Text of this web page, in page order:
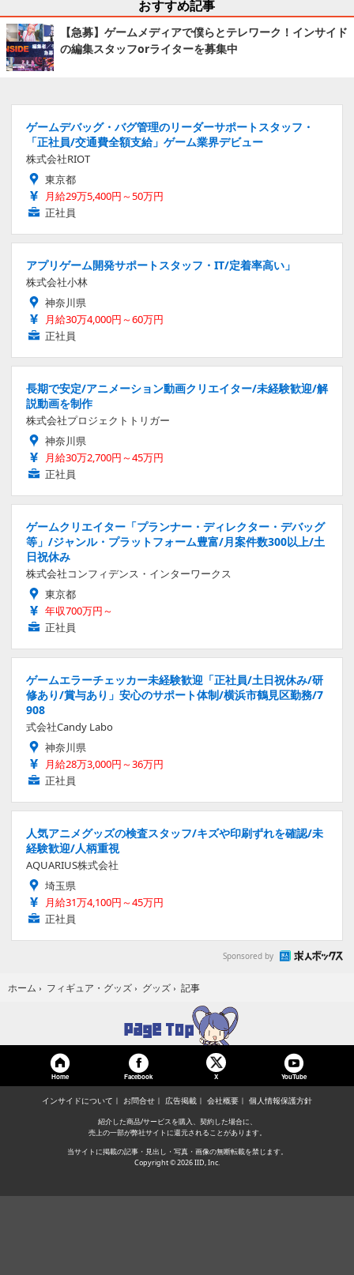
おすすめ記事
【急募】ゲームメディアで僕らとテレワーク！インサイド
の編集スタッフorライターを募集中
ゲームデバッグ・バグ管理のリーダーサポートスタッフ・
「正社員/交通費全額支給」ゲーム業界デビュー
株式会社RIOT
東京都
月給29万5,400円～50万円
正社員
アプリゲーム開発サポートスタッフ・IT/定着率高い」
株式会社小林
神奈川県
月給30万4,000円～60万円
正社員
長期で安定/アニメーション動画クリエイター/未経験歓迎/解
説動画を制作
株式会社プロジェクトトリガー
神奈川県
月給30万2,700円～45万円
正社員
ゲームクリエイター「プランナー・ディレクター・デバッグ
等」/ジャンル・プラットフォーム豊富/月案件数300以上/土
日祝休み
株式会社コンフィデンス・インターワークス
東京都
年収700万円～
正社員
ゲームエラーチェッカー未経験歓迎「正社員/土日祝休み/研
修あり/賞与あり」安心のサポート体制/横浜市鶴見区勤務/7
908
式会社Candy Labo
神奈川県
月給28万3,000円～36万円
正社員
人気アニメグッズの検査スタッフ/キズや印刷ずれを確認/未
経験歓迎/人柄重視
AQUARIUS株式会社
埼玉県
月給31万4,100円～45万円
正社員
Sponsored by
ホーム › フィギュア・グッズ › グッズ › 記事
Home Facebook X YouTube
インサイドについて お問合せ 広告掲載 会社概要 個人情報保護方針
紹介した商品/サービスを購入、契約した場合に、
売上の一部が弊社サイトに還元されることがあります。
当サイトに掲載の記事・見出し・写真・画像の無断転載を禁じます。
Copyright © 2026 IID, Inc.